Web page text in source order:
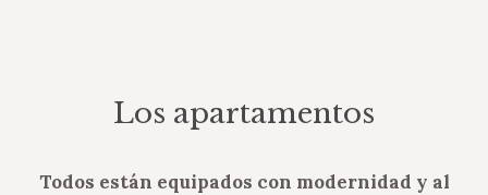
Los apartamentos
Todos están equipados con modernidad y al